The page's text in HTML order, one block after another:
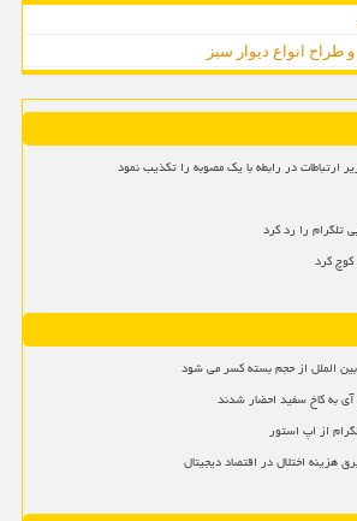
انواع دیوار سبز
ارتباطات در رابطه با یک مصوبه را تکذیب نمود
تلگرام را رد کرد
کرد
الملل از حجم بسته کسر می شود
آی به کاخ سفید احضار شدند
از اپ استور
هزینه اختلال در اقتصاد دیجیتال